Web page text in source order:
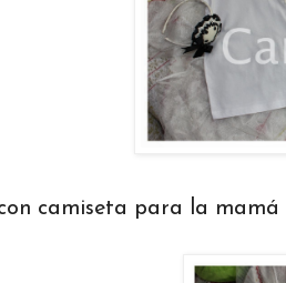
camiseta para la mamá